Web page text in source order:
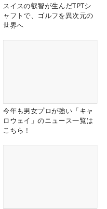
スイスの叡智が生んだTPTシ
ャフトで、ゴルフを異次元の
世界へ
今年も男女プロが強い「キャ
ロウェイ」のニュース一覧は
こちら！